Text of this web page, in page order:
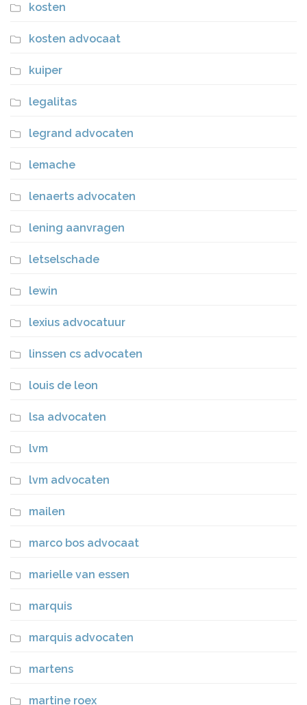
kosten
kosten advocaat
kuiper
legalitas
legrand advocaten
lemache
lenaerts advocaten
lening aanvragen
letselschade
lewin
lexius advocatuur
linssen cs advocaten
louis de leon
lsa advocaten
lvm
lvm advocaten
mailen
marco bos advocaat
marielle van essen
marquis
marquis advocaten
martens
martine roex